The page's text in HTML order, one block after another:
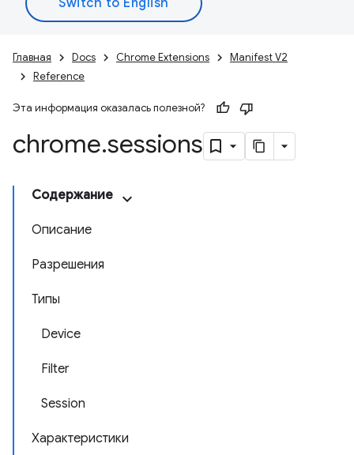
Главная Docs Chrome Extensions
Manifest V2
Reference
Эта информация оказалась полезной?
chrome.sessions
Содержание
Описание
Разрешения
Типы
Device
Filter
Session
Характеристики